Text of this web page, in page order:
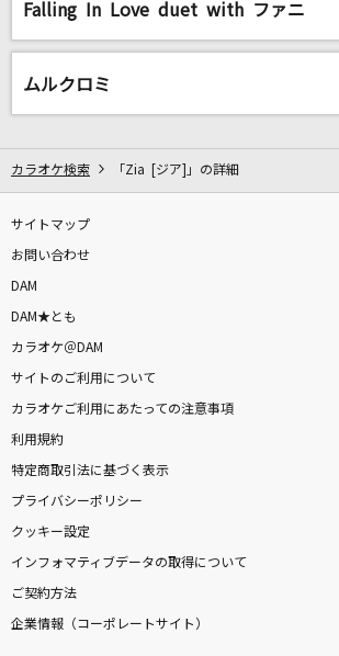
カラオケ最新情報をチェック！
家族や友達と一緒に！練習にも！
Falling In Love duet with ファニ
ムルクロミ
カラオケ検索 「Zia [ジア]」の詳細
サイトマップ
お問い合わせ
DAM
DAM★とも
カラオケ＠DAM
サイトのご利用について
カラオケご利用にあたっての注意事項
利用規約
特定商取引法に基づく表示
プライバシーポリシー
クッキー設定
インフォマティブデータの取得について
ご契約方法
企業情報（コーポレートサイト）